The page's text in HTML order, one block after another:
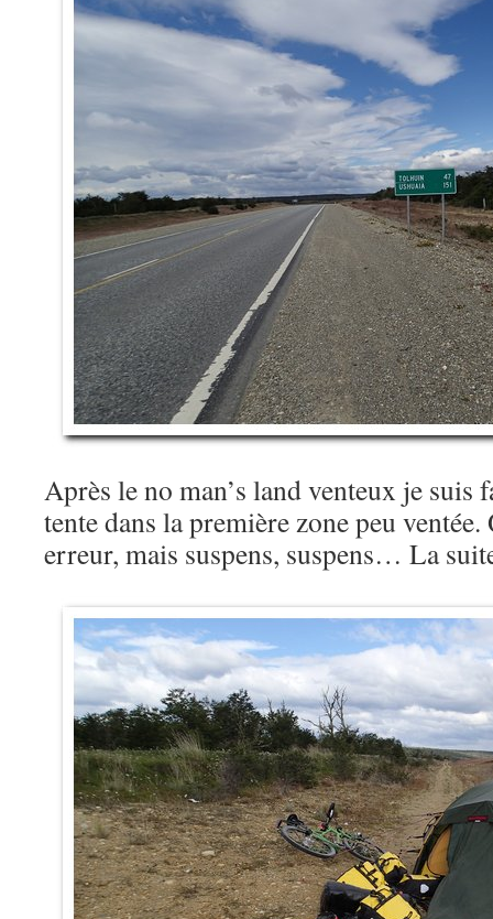
Après le no man’s land venteux je suis
tente dans la première zone peu
erreur, mais suspens, suspens… La